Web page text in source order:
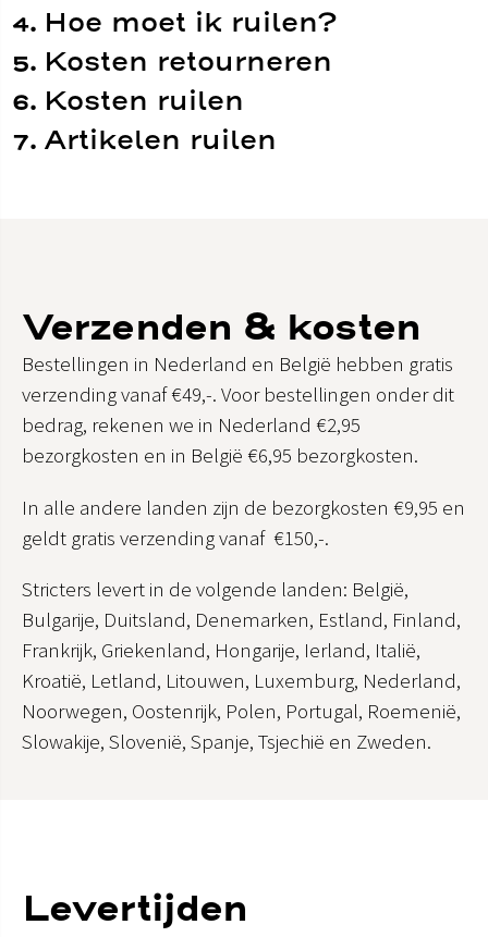
Hoe moet ik ruilen?
Kosten retourneren
Kosten ruilen
Artikelen ruilen
Verzenden & kosten
Bestellingen in Nederland en België hebben gratis
verzending vanaf €49,-. Voor bestellingen onder dit
bedrag, rekenen we in Nederland €2,95
bezorgkosten en in België €6,95 bezorgkosten.
In alle andere landen zijn de bezorgkosten €9,95 en
geldt gratis verzending vanaf €150,-.
Stricters levert in de volgende landen: België,
Bulgarije, Duitsland, Denemarken, Estland, Finland,
Frankrijk, Griekenland, Hongarije, Ierland, Italië,
Kroatië, Letland, Litouwen, Luxemburg, Nederland,
Noorwegen, Oostenrijk, Polen, Portugal, Roemenië,
Slowakije, Slovenië, Spanje, Tsjechië en Zweden.
Levertijden